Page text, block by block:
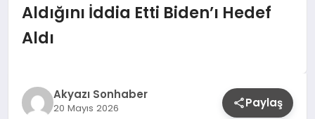
SPOR
YAŞAM
Aldığını İddia Etti Biden’ı Hedef
Aldı
Akyazı Sonhaber
20 Mayıs 2026 Paylaş